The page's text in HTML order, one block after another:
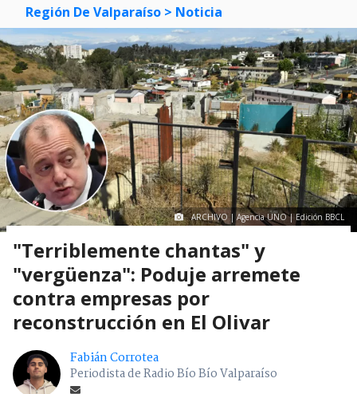
Región De Valparaíso > Noticia
ARCHIVO | Agencia UNO | Edición BBCL
"Terriblemente chantas" y
"vergüenza": Poduje arremete
contra empresas por
reconstrucción en El Olivar
Fabián Corrotea
Periodista de Radio Bío Bío Valparaíso